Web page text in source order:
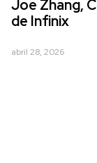
Joe Zhang,
de Infinix
abril 28, 2026